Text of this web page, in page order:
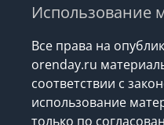
Использование
Все права на
orenday.ru
соответствии с
использование
только по